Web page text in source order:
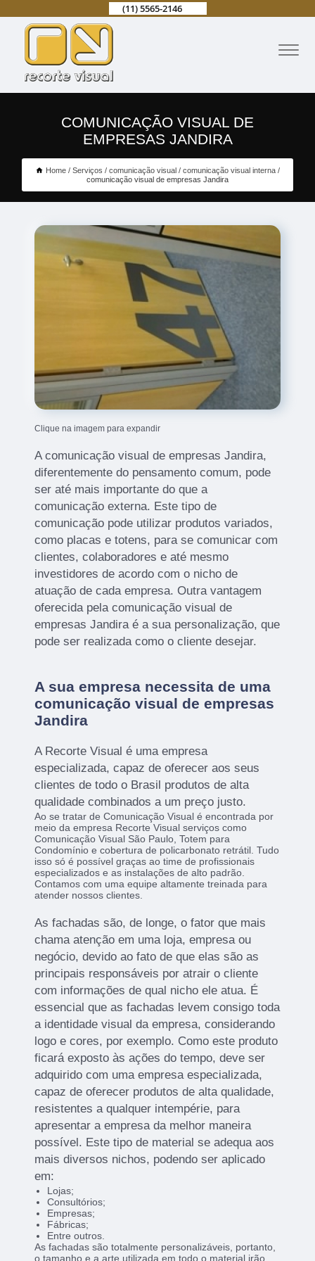
(11) 5565-2146
COMUNICAÇÃO VISUAL DE
EMPRESAS JANDIRA
Home Serviços comunicação visual
comunicação visual interna
comunicação visual de empresas Jandira
Clique na imagem para expandir
A comunicação visual de empresas Jandira,
diferentemente do pensamento comum, pode
ser até mais importante do que a
comunicação externa. Este tipo de
comunicação pode utilizar produtos variados,
como placas e totens, para se comunicar com
clientes, colaboradores e até mesmo
investidores de acordo com o nicho de
atuação de cada empresa. Outra vantagem
oferecida pela comunicação visual de
empresas Jandira é a sua personalização, que
pode ser realizada como o cliente desejar.
A sua empresa necessita de uma
comunicação visual de empresas
Jandira
A Recorte Visual é uma empresa
especializada, capaz de oferecer aos seus
clientes de todo o Brasil produtos de alta
qualidade combinados a um preço justo.
Ao se tratar de Comunicação Visual é encontrada por
meio da empresa Recorte Visual serviços como
Comunicação Visual São Paulo, Totem para
Condomínio e cobertura de policarbonato retrátil. Tudo
isso só é possível graças ao time de profissionais
especializados e as instalações de alto padrão.
Contamos com uma equipe altamente treinada para
atender nossos clientes.
As fachadas são, de longe, o fator que mais
chama atenção em uma loja, empresa ou
negócio, devido ao fato de que elas são as
principais responsáveis por atrair o cliente
com informações de qual nicho ele atua. É
essencial que as fachadas levem consigo toda
a identidade visual da empresa, considerando
logo e cores, por exemplo. Como este produto
ficará exposto às ações do tempo, deve ser
adquirido com uma empresa especializada,
capaz de oferecer produtos de alta qualidade,
resistentes a qualquer intempérie, para
apresentar a empresa da melhor maneira
possível. Este tipo de material se adequa aos
mais diversos nichos, podendo ser aplicado
em:
Lojas;
Consultórios;
Empresas;
Fábricas;
Entre outros.
As fachadas são totalmente personalizáveis, portanto,
o tamanho e a arte utilizada em todo o material irão